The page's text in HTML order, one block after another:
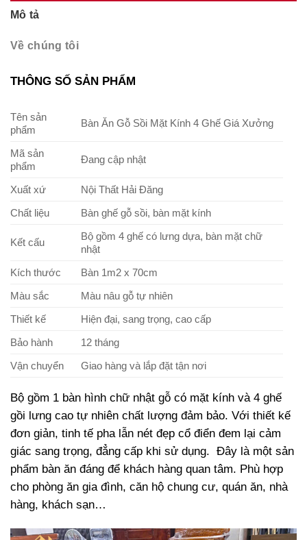
Mô tả
Về chúng tôi
THÔNG SỐ SẢN PHẨM
Tên sản
phẩm
Bàn Ăn Gỗ Sồi Mặt Kính 4 Ghế Giá Xưởng
Mã sản
phẩm
Đang cập nhật
Xuất xứ
Nội Thất Hải Đăng
Chất liệu
Bàn ghế gỗ sồi, bàn mặt kính
Kết cấu
Bộ gồm 4 ghế có lưng dựa, bàn mặt chữ
nhật
Kích thước
Bàn 1m2 x 70cm
Màu sắc
Màu nâu gỗ tự nhiên
Thiết kế
Hiện đại, sang trọng, cao cấp
Bảo hành
12 tháng
Vận chuyển
Giao hàng và lắp đặt tận nơi
Bộ gồm 1 bàn hình chữ nhật gỗ có mặt kính và 4 ghế
gồi lưng cao tự nhiên chất lượng đảm bảo. Với thiết kế
đơn giản, tinh tế pha lẫn nét đẹp cổ điển đem lại cảm
giác sang trọng, đẳng cấp khi sử dụng. Đây là một sản
phẩm bàn ăn đáng để khách hàng quan tâm. Phù hợp
cho phòng ăn gia đình, căn hộ chung cư, quán ăn, nhà
hàng, khách sạn…